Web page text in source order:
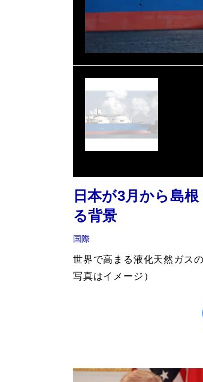
日本が3月から島
る背景
国際
世界で高まる液化天然ガス
写真はイメージ）